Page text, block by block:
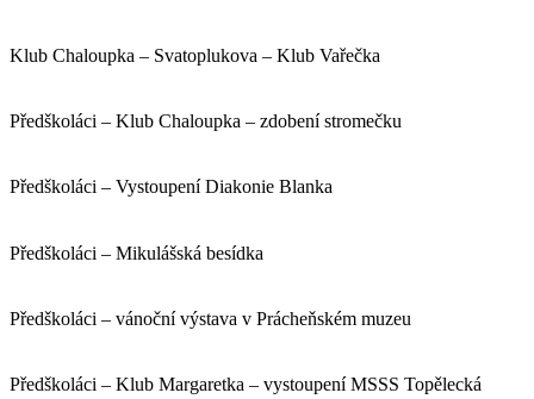
Klub Chaloupka – Svatoplukova – Klub Vařečka
Předškoláci – Klub Chaloupka – zdobení stromečku
Předškoláci – Vystoupení Diakonie Blanka
Předškoláci – Mikulášská besídka
Předškoláci – vánoční výstava v Prácheňském muzeu
Předškoláci – Klub Margaretka – vystoupení MSSS Topělecká